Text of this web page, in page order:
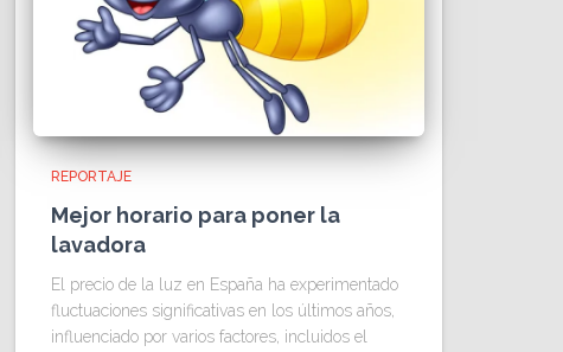
REPORTAJE
Mejor horario para poner la
lavadora
El precio de la luz en España ha experimentado
fluctuaciones significativas en los últimos años,
influenciado por varios factores, incluidos el